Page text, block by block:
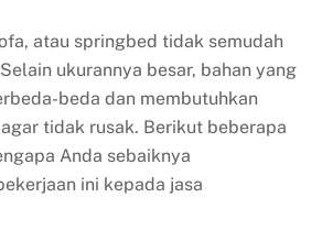
atau springbed tidak semudah
ukurannya besar, bahan yang
beda dan membutuhkan
tidak rusak. Berikut beberapa
Anda sebaiknya
ini kepada jasa